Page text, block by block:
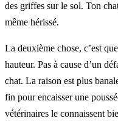
des griffes sur le sol. Ton
même hérissé.
La deuxième chose, c’est
hauteur. Pas à cause d’un
chat. La raison est plus
fin pour encaisser une
vétérinaires le connaissent